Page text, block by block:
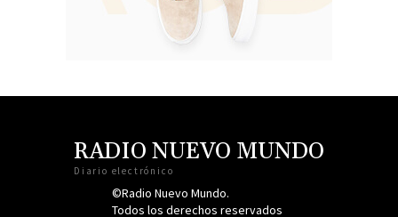
RADIO NUEVO MUNDO
Diario electrónico
©Radio Nuevo Mundo.
Todos los derechos reservados